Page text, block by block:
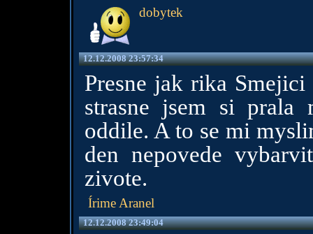
dobytek
12.12.2008 23:57:34
Presne jak rika
strasne jsem si
oddile. A to se mi
den nepovede
zivote.
Írime Aranel
12.12.2008 23:49:04